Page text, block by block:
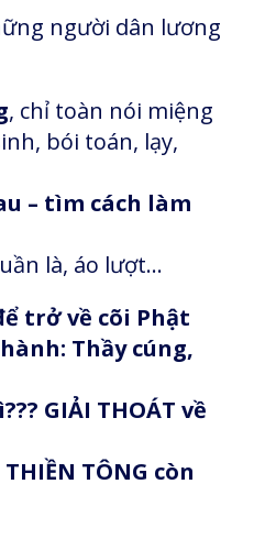
người dân lương
, chỉ toàn nói miệng
bói toán, lạy,
– tìm cách làm
là, áo lượt…
trở về cõi Phật
Thầy cúng,
GIẢI THOÁT về
TÔNG còn